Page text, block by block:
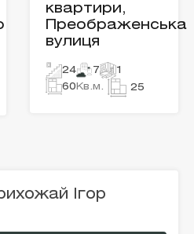
квартири,
Преображенська
вулиця
24 7
1
60 Кв.м. 25
Ігор